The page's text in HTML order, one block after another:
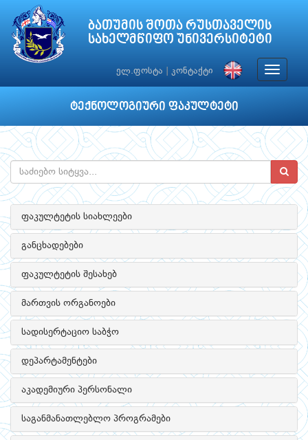
ბათუმის შოთა რუსთაველის
სახელმწიფო უნივერსიტეტი
ელ.ფოსტა კონტაქტი
Toggle
ტექნოლოგიური ფაკულტეტი
ფაკულტეტის სიახლეები
განცხადებები
ფაკულტეტის შესახებ
მართვის ორგანოები
სადისერტაციო საბჭო
დეპარტამენტები
აკადემიური პერსონალი
საგანმანათლებლო პროგრამები